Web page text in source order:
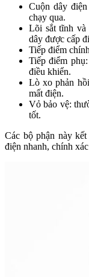
Cuộn dây
chạy qua.
Lõi sắt tĩnh và
dây được cấp
Tiếp điểm
Tiếp điểm
điều khiển.
Lò xo phản
mất điện.
Vỏ bảo vệ:
tốt.
Các bộ phận này
điện nhanh, chính